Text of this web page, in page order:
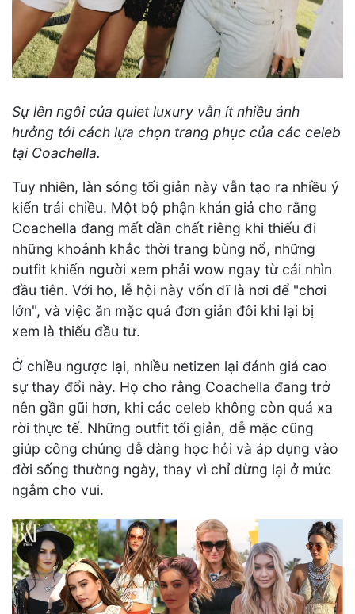
Sự lên ngôi của quiet luxury vẫn ít nhiều ảnh
hưởng tới cách lựa chọn trang phục của các celeb
tại Coachella.
Tuy nhiên, làn sóng tối giản này vẫn tạo ra nhiều ý
kiến trái chiều. Một bộ phận khán giả cho rằng
Coachella đang mất dần chất riêng khi thiếu đi
những khoảnh khắc thời trang bùng nổ, những
outfit khiến người xem phải wow ngay từ cái nhìn
đầu tiên. Với họ, lễ hội này vốn dĩ là nơi để "chơi
lớn", và việc ăn mặc quá đơn giản đôi khi lại bị
xem là thiếu đầu tư.
Ở chiều ngược lại, nhiều netizen lại đánh giá cao
sự thay đổi này. Họ cho rằng Coachella đang trở
nên gần gũi hơn, khi các celeb không còn quá xa
rời thực tế. Những outfit tối giản, dễ mặc cũng
giúp công chúng dễ dàng học hỏi và áp dụng vào
đời sống thường ngày, thay vì chỉ dừng lại ở mức
ngắm cho vui.